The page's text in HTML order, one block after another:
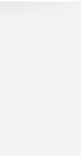
5 Sternen bewertet